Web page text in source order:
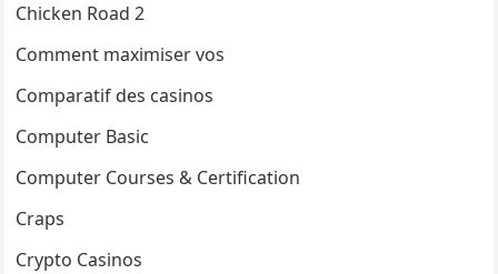
Chicken Road 2
Comment maximiser vos
Comparatif des casinos
Computer Basic
Computer Courses & Certification
Craps
Crypto Casinos